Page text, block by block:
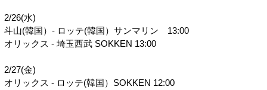
2/26(水)
斗山(韓国）- ロッテ(韓国）サンマリン 13:00
オリックス - 埼玉西武 SOKKEN 13:00
2/27(金)
オリックス - ロッテ(韓国）SOKKEN 12:00